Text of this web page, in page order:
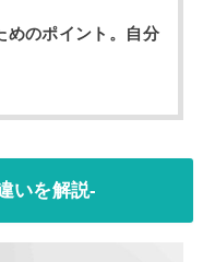
めのポイント。自分
いを解説-